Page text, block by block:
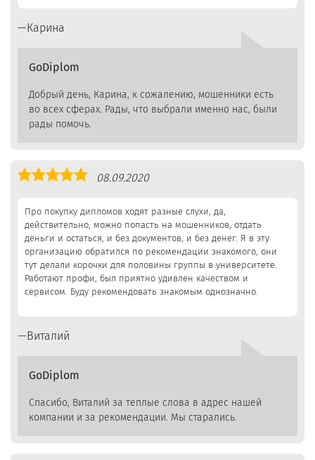
Карина
GoDiplom
Добрый день, Карина, к сожалению, мошенники есть
во всех сферах. Рады, что выбрали именно нас, были
рады помочь.
Оценка
08.09.2020
Про покупку дипломов ходят разные слухи, да,
действительно, можно попасть на мошенников, отдать
деньги и остаться, и без документов, и без денег. Я в эту
организацию обратился по рекомендации знакомого, они
тут делали корочки для половины группы в университете.
Работают профи, был приятно удивлен качеством и
сервисом. Буду рекомендовать знакомым однозначно.
Виталий
GoDiplom
Спасибо, Виталий за теплые слова в адрес нашей
компании и за рекомендации. Мы старались.